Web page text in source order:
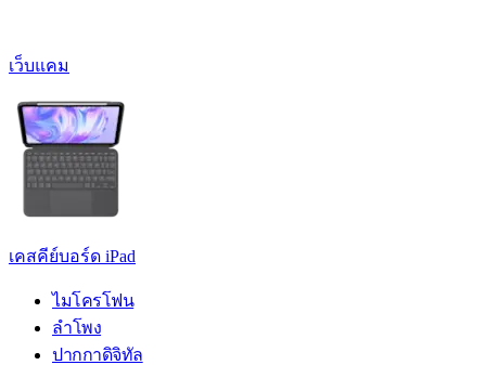
เว็บแคม
เคสคีย์บอร์ด iPad
ไมโครโฟน
ลำโพง
ปากกาดิจิทัล